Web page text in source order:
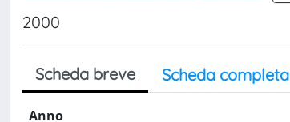
2000
Scheda breve Scheda completa
Anno